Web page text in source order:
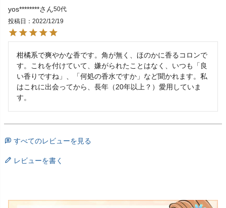
yos********
50代
投稿日
2022/12/19
柑橘系で爽やかな香です。角が無く、ほのかに香るコロンで
す。これを付けていて、嫌がられたことはなく、いつも「良
い香りですね」、「何処の香水ですか」など聞かれます。私
はこれに出会ってから、長年（20年以上？）愛用していま
す。
すべてのレビューを見る
レビューを書く